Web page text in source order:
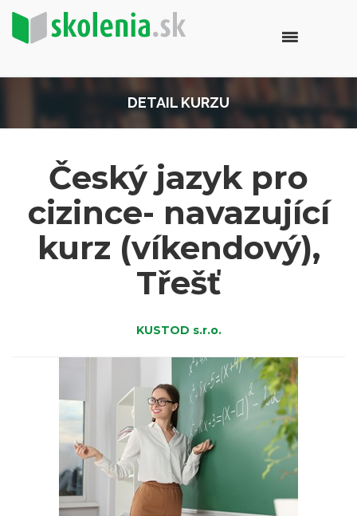
DETAIL KURZU
Český jazyk pro
cizince- navazující
kurz (víkendový),
Třešť
KUSTOD s.r.o.